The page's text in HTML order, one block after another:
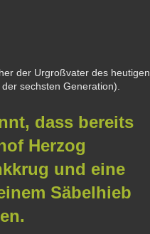
der Urgroßvater des heutigen
sechsten Generation).
dass bereits
Herzog
und eine
Säbelhieb